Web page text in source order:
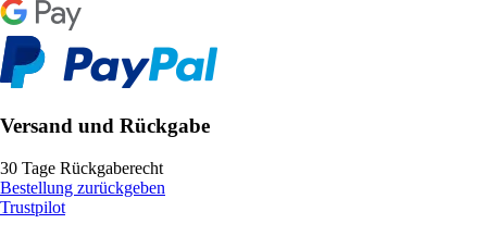
Versand und Rückgabe
30 Tage Rückgaberecht
Bestellung zurückgeben
Trustpilot